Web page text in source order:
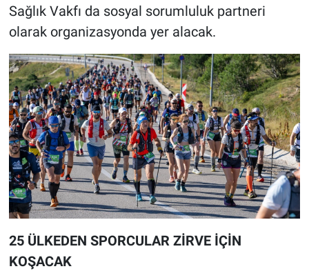
Sağlık Vakfı da sosyal sorumluluk partneri
olarak organizasyonda yer alacak.
25 ÜLKEDEN SPORCULAR ZİRVE İÇİN
KOŞACAK